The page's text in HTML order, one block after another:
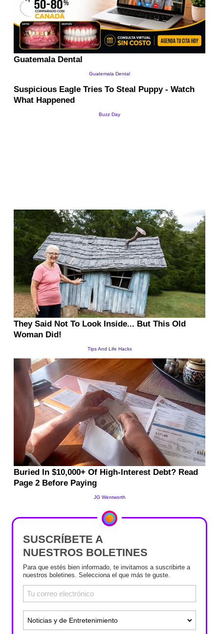
SUSCRÍBETE A
NUESTROS BOLETINES
Para que estés bien informado, te invitamos a suscribirte a
nuestros boletines. Selecciona el que más te guste.